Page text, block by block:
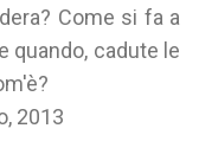
Come si fa a
quando, cadute le
2013